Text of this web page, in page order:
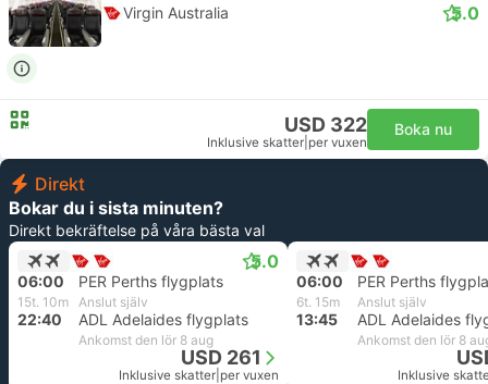
Virgin Australia 5.0
USD 322
Inklusive skatter per vuxen
Boka nu
Direkt
Bokar du i sista minuten?
Direkt bekräftelse på våra bästa val
5.0
06:00 PER Perths flygplats
15t. 10m Anslut själv
22:40 ADL Adelaides flygplats
Ankomst den lör 8 aug
USD 261
Inklusive skatter per vuxen
06:00 PER Perths
6t. 15m Anslut själv
13:45 ADL Adelaides
Ankomst den lör 8
Inklusive